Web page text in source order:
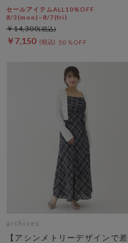
ス
セールアイテムALL10%OFF
8/3(mon)~8/7(fri)
￥7,150 50％OFF
￥14,300
archives
【アシンメトリーデザインで差